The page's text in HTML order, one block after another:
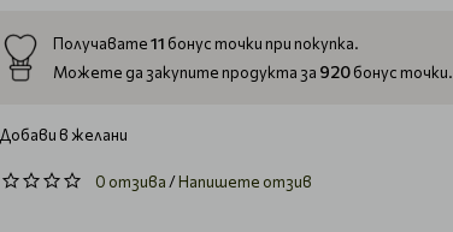
Получавате11 бонус точки при покупка.
Можете да закупите продукта за 920бонус точки.
Добави в желани
0 отзива/Напишете отзив